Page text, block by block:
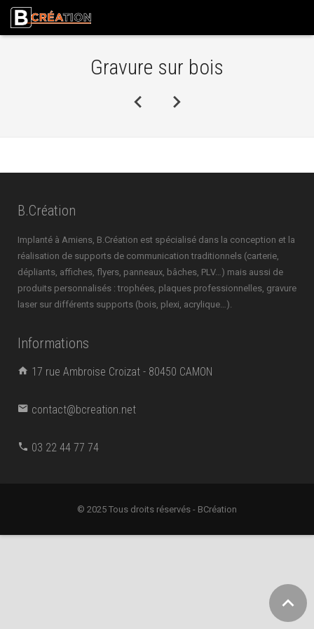
Gravure sur bois
B.Création
Implanté à Amiens, B.Création est spécialisé dans la conception et la
réalisation de supports de communication traditionnels (carterie,
dépliants, affiches, flyers, panneaux, bâches, PLV…) mais aussi de
produits personnalisés : trophées, plaques professionnelles, gravure
laser sur différents supports (bois, plexi, acrylique…).
Informations
17 rue Ambroise Croizat - 80450 CAMON
contact@bcreation.net
03 22 44 77 74
© 2025 Tous droits réservés - BCréation